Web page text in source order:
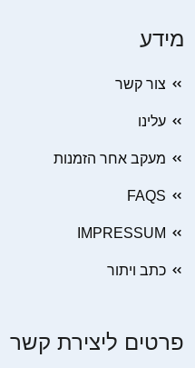
מידע
צור קשר
עלינו
מעקב אחר הזמנות
FAQS
IMPRESSUM
כתב ויתור
פרטים ליצירת קשר